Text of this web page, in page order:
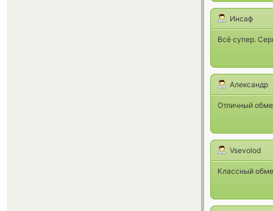
Инсаф
Всё супер.
Александр
Отличный
Vsevolod
Классный